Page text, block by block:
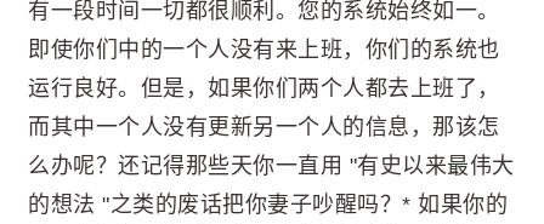
有一段时间一切都很顺利。您的系统始终如一。
即使你们中的一个人没有来上班，你们的系统也
运行良好。但是，如果你们两个人都去上班了，
而其中一个人没有更新另一个人的信息，那该怎
么办呢？还记得那些天你一直用 "有史以来最伟大
的想法 "之类的废话把你妻子吵醒吗？* 如果你的